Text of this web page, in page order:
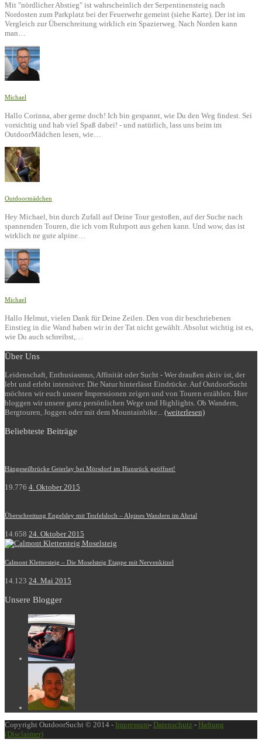
Mit "nördlicher Abstieg" ist wahrscheinlich der Serpentinensteig nach
Nordosten zum Parkplatz bei der Feuerwehr gemeint (siehe Karte). Der ist im
Vergleich zur Überschreitung wirklich ein Spazierweg. Nach Norden kann
man…
Michael
Hallo Corinna, aber gerne doch! Ich bin gespannt, wie Du den Weg findest. Sei
vorsichtig und hab viel Spaß dabei! - und natürlich, lass uns beim im
OutdoorMädchen lesen, wie…
Outdoormädchen
Hey Michael, bin durch Zufall auf Deine Tour gestoßen, auf der Suche nach
spannenden Touren, die ich vom Ruhrpott aus gehen kann. Und wow, das ist
wirklich ne gute alpine…
Michael
Hallo Helmut, vielen Dank für Deine Zeilen. Den von dir beschriebenen
Einstieg in die Wand haben wir in der Tat nicht gewählt. Absolut wichtig ist es,
wie Du auch schreibst,…
Über Uns
Leidenschaft, Enthusiasmus, Affinität oder Sucht - Wer draußen aktiv ist, der
lebt und erlebt intensiver. Die Natur hinterlässt Eindrücke. Auf OutdoorSucht
möchten wir euch unsere Impressionen zeigen und von Touren erzählen. Hier
bloggen wir unsere ganz persönlichen Wege und Highlights. Ob Wandern,
Bergtouren, Joggen oder mit dem Mountainbike... (weiterlesen)
Beliebteste Beiträge
Hängeseilbrücke Geierlay bei Mörsdorf im Hunsrück geöffnet!
19.776 4. Oktober 2015
Überschreitung Engelsley mit Teufelsloch – Alpines Wandern im Ahrtal
14.658 24. Oktober 2015
Calmont Klettersteig – Die Moselsteig Etappe mit Nervenkitzel
14.123 24. Mai 2015
Unsere Blogger
Copyright OutdoorSucht © 2014 - Impressum- Datenschutz - Haftung
(Disclaimer)